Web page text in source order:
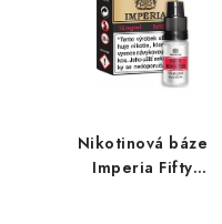
Nikotinová báze
Imperia Fifty